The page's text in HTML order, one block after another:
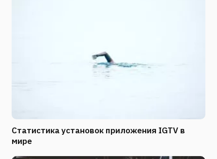
Статистика установок приложения IGTV в
мире